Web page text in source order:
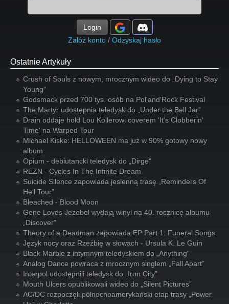
Login
Załóż konto / Odzyskaj hasło
Ostatnie Artykuły
Crush of Souls z nowym, mrocznym wideo do „Dying to Stay
Young”
Godsmack przed 700 tys. osób na Pol'and'Rock Festival
The Martyr udostępnia teledysk do „Under the Bell Jar”
Drain oddaje hołd Lou Kollerowi coverem 'It's Clobberin'
Time' na Warped Tour
Michael Kiske: HELLOWEEN ma już w 90% gotowy nowy
album
Opium - debiutancki teledysk do „Dirge”
REZN - Cycles In The Infinite Dream
Suicide Silence zapowiada jesienną trasę „Reminders Of
Hell Tour”
Bleached - Blood Moon
Gene Loves Jezebel wydają winyl na 40. rocznicę albumu
„Discover”
Theory of a Deadman zapowiada EP Part 1: Funeral Songs
Język nocy oraz Rzeźbię w słowach - Ursula K. Le Guin
Black Marble z intymnym teledyskiem do „Anything”
Analog Dance powraca z mrocznym singlem „Fall Apart”
Interpol udostępnili teledysk do „Iron City”
Mouth Ulcers opublikowali wideo do „Silent Pictures”
AC/DC rozpoczęli północnoamerykański etap trasy „Power